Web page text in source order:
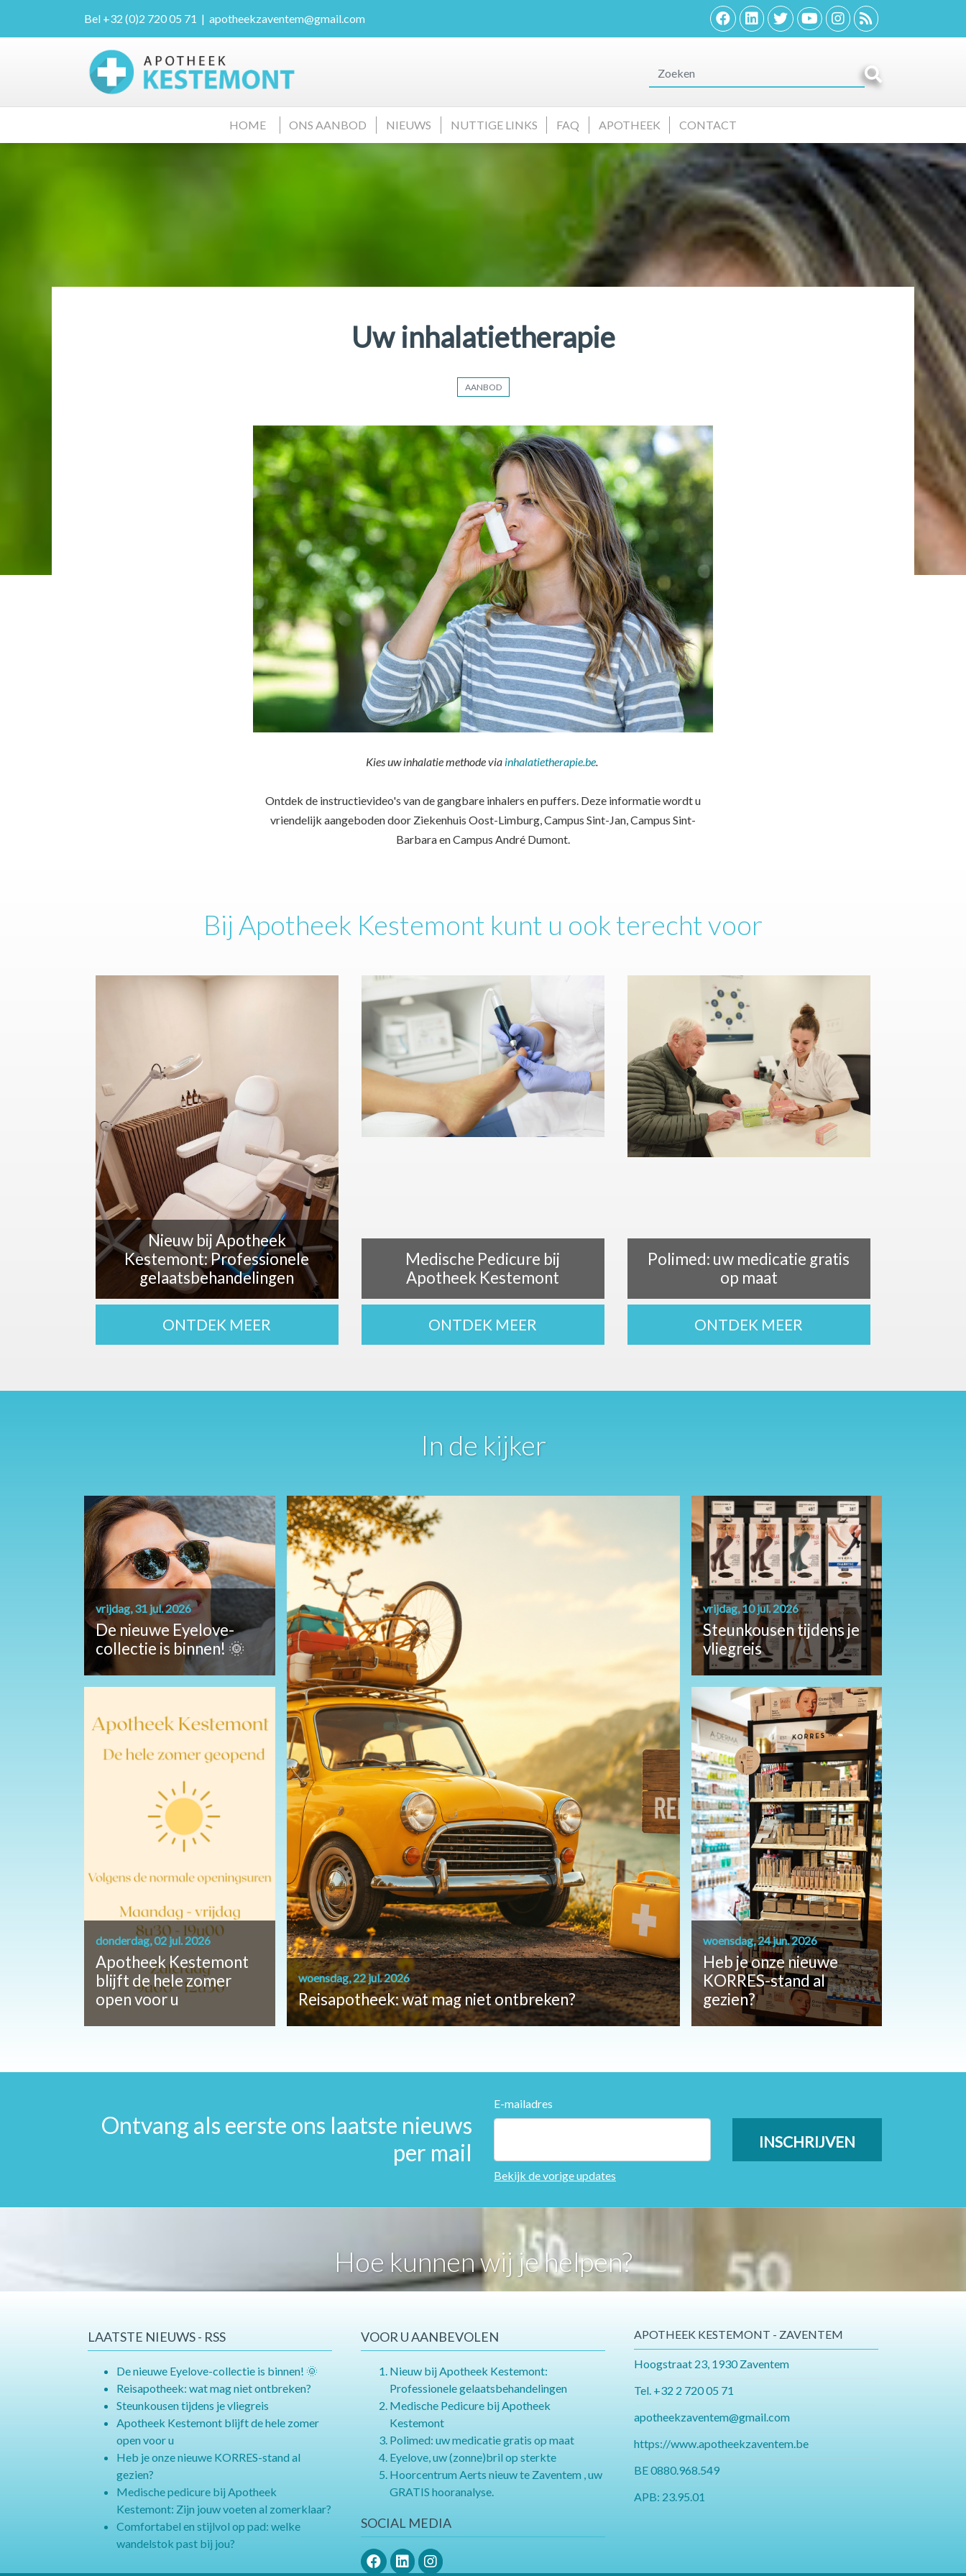
Bel +32 (0)2 720 05 71 | apotheekzaventem@gmail.com
HOME ONS AANBOD NIEUWS NUTTIGE LINKS FAQ APOTHEEK CONTACT
AANBOD
Uw inhalatietherapie
Kies uw inhalatie methode via inhalatietherapie.be.
Ontdek de instructievideo's van de gangbare inhalers en puffers. Deze informatie wordt u
vriendelijk aangeboden door Ziekenhuis Oost-Limburg, Campus Sint-Jan, Campus Sint-
Barbara en Campus André Dumont.
Bij Apotheek Kestemont kunt u ook terecht voor
Nieuw bij Apotheek
Kestemont: Professionele
gelaatsbehandelingen
ONTDEK MEER
Medische Pedicure bij
Apotheek Kestemont
ONTDEK MEER
Polimed: uw medicatie gratis
op maat
ONTDEK MEER
In de kijker
vrijdag, 31 jul. 2026
De nieuwe Eyelove-
collectie is binnen! 🌞
woensdag, 22 jul. 2026
Reisapotheek: wat mag niet ontbreken?
vrijdag, 10 jul. 2026
Steunkousen tijdens je
vliegreis
donderdag, 02 jul. 2026
Apotheek Kestemont
blijft de hele zomer
open voor u
woensdag, 24 jun. 2026
Heb je onze nieuwe
KORRES-stand al
gezien?
Ontvang als eerste ons laatste nieuws
per mail
E-mailadres
Bekijk de vorige updates
Hoe kunnen wij je helpen?
LAATSTE NIEUWS - RSS
De nieuwe Eyelove-collectie is binnen! 🌞
Reisapotheek: wat mag niet ontbreken?
Steunkousen tijdens je vliegreis
Apotheek Kestemont blijft de hele zomer
open voor u
Heb je onze nieuwe KORRES-stand al
gezien?
Medische pedicure bij Apotheek
Kestemont: Zijn jouw voeten al zomerklaar?
Comfortabel en stijlvol op pad: welke
wandelstok past bij jou?
VOOR U AANBEVOLEN
Nieuw bij Apotheek Kestemont:
Professionele gelaatsbehandelingen
Medische Pedicure bij Apotheek
Kestemont
Polimed: uw medicatie gratis op maat
Eyelove, uw (zonne)bril op sterkte
Hoorcentrum Aerts nieuw te Zaventem , uw
GRATIS hooranalyse.
SOCIAL MEDIA
APOTHEEK KESTEMONT - ZAVENTEM
Hoogstraat 23, 1930 Zaventem
Tel. +32 2 720 05 71
apotheekzaventem@gmail.com​​​​​​​
https://www.apotheekzaventem.be
BE 0880.968.549
APB: 23.95.01